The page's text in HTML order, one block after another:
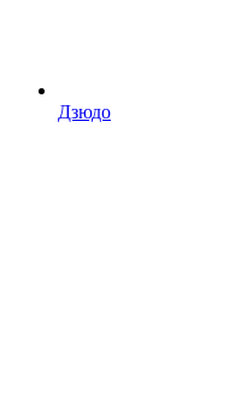
Дзюдо